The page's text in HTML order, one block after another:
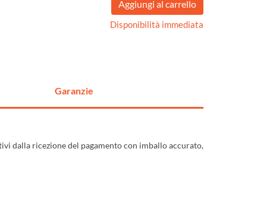
Disponibilità immediata
Garanzie
dalla ricezione del pagamento con imballo accurato,